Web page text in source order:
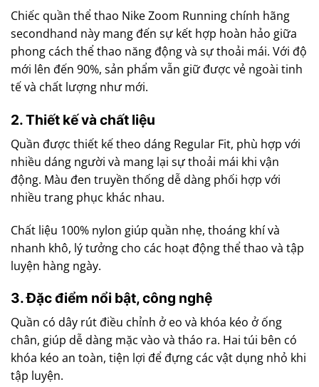
Chiếc quần thể thao Nike Zoom Running chính hãng
secondhand này mang đến sự kết hợp hoàn hảo giữa
phong cách thể thao năng động và sự thoải mái. Với độ
mới lên đến 90%, sản phẩm vẫn giữ được vẻ ngoài tinh
tế và chất lượng như mới.
2. Thiết kế và chất liệu
Quần được thiết kế theo dáng Regular Fit, phù hợp với
nhiều dáng người và mang lại sự thoải mái khi vận
động. Màu đen truyền thống dễ dàng phối hợp với
nhiều trang phục khác nhau.
Chất liệu 100% nylon giúp quần nhẹ, thoáng khí và
nhanh khô, lý tưởng cho các hoạt động thể thao và tập
luyện hàng ngày.
3. Đặc điểm nổi bật, công nghệ
Quần có dây rút điều chỉnh ở eo và khóa kéo ở ống
chân, giúp dễ dàng mặc vào và tháo ra. Hai túi bên có
khóa kéo an toàn, tiện lợi để đựng các vật dụng nhỏ khi
tập luyện.